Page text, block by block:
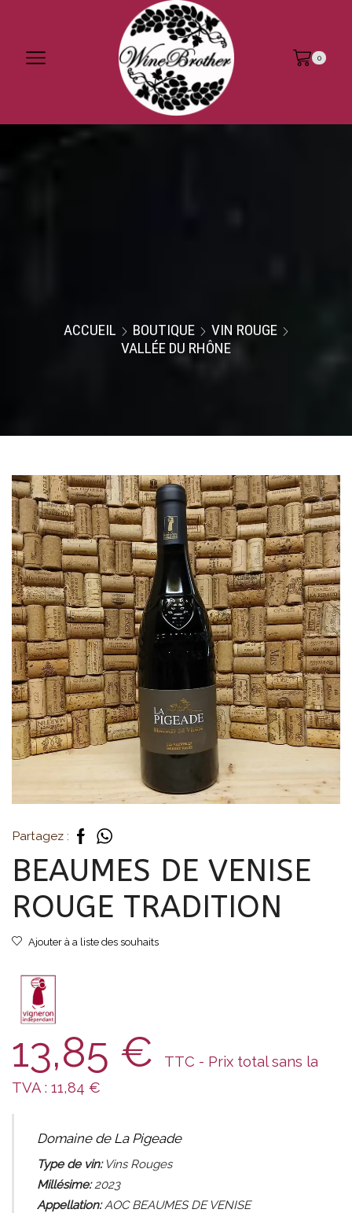
0
ACCUEIL BOUTIQUE
VIN ROUGE
VALLÉE DU RHÔNE
Partagez :
BEAUMES DE VENISE
ROUGE TRADITION
Ajouter à a liste des souhaits
13,85 €
TTC - Prix total sans la
TVA : 11,84 €
Domaine de La Pigeade
Type de vin: Vins Rouges
Millésime:2023
Appellation:AOC BEAUMES DE VENISE